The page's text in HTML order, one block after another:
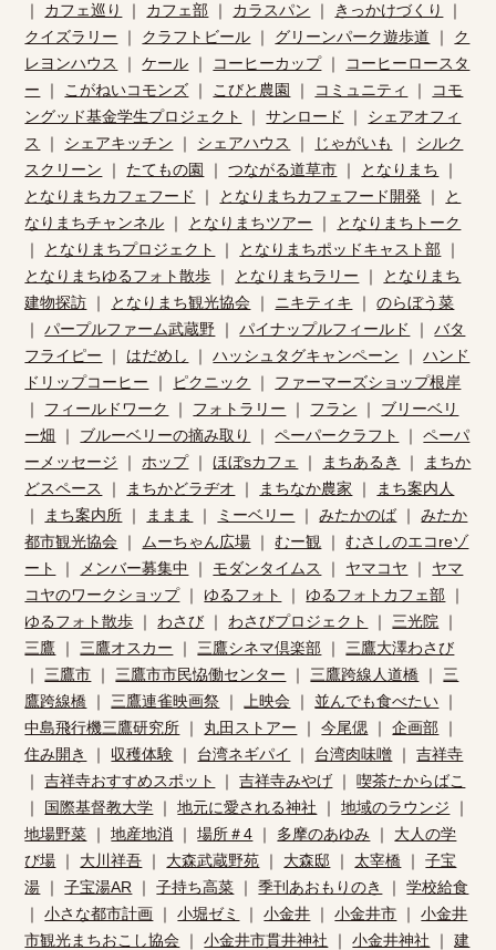
｜ カフェ巡り ｜ カフェ部 ｜ カラスパン ｜ きっかけづくり
｜
クイズラリー ｜ クラフトビール ｜ グリーンパーク遊歩道 ｜ ク
レヨンハウス
｜ケール ｜ コーヒーカップ｜
コーヒーロースタ
ー ｜ こがねいコモンズ ｜ こびと農園 ｜ コミュニティ ｜
コモ
ングッド基金学生プロジェクト
｜サンロード ｜ シェアオフィ
ス
｜ シェアキッチン ｜ シェアハウス ｜ じゃがいも ｜ シルク
スクリーン ｜ たてもの園 ｜つながる道草市 ｜ となりまち ｜
となりまちカフェフード
｜ となりまちカフェフード開発 ｜
と
なりまちチャンネル ｜ となりまちツアー ｜
となりまちトーク
｜
となりまちプロジェクト ｜ となりまちポッドキャスト部 ｜
となりまちゆるフォト散歩 ｜ となりまちラリー ｜
となりまち
建物探訪 ｜ となりまち観光協会 ｜ ニキティキ ｜のらぼう菜
｜パープルファーム武蔵野 ｜パイナップルフィールド ｜バタ
フライピー ｜ はだめし ｜ハッシュタグキャンペーン ｜ハンド
ドリップコーヒー ｜ ピクニック ｜ ファーマーズショップ根岸
｜ フィールドワーク ｜ フォトラリー ｜ フラン ｜ ブリーベリ
ー畑 ｜ ブルーベリーの摘み取り ｜ペーパークラフト ｜ペーパ
ーメッセージ ｜ ホップ｜ほぼsカフェ ｜ まちあるき ｜
まちか
どスペース
｜ まちかどラヂオ ｜ まちなか農家 ｜
まち案内人
｜
まち案内所 ｜ ままま ｜ ミーベリー ｜みたかのば ｜みたか
都市観光協会 ｜ ムーちゃん広場 ｜むー観 ｜むさしのエコreゾ
ート
｜ メンバー募集中 ｜ モダンタイムス ｜ ヤマコヤ ｜ ヤマ
コヤのワークショップ｜ ゆるフォト ｜ ゆるフォトカフェ部 ｜
ゆるフォト散歩 ｜ わさび ｜ わさびプロジェクト ｜ 三光院 ｜
三鷹 ｜ 三鷹オスカー ｜ 三鷹シネマ倶楽部 ｜ 三鷹大澤わさび
｜ 三鷹市 ｜ 三鷹市市民恊働センター ｜ 三鷹跨線人道橋 ｜ 三
鷹跨線橋 ｜ 三鷹連雀映画祭 ｜ 上映会 ｜ 並んでも食べたい ｜
中島飛行機三鷹研究所 ｜ 丸田ストアー ｜今尾偲 ｜企画部 ｜
住み開き
｜ 収穫体験 ｜ 台湾ネギパイ ｜ 台湾肉味噌 ｜吉祥寺
｜吉祥寺おすすめスポット ｜吉祥寺みやげ ｜喫茶たからばこ
｜
国際基督教大学 ｜地元に愛される神社 ｜地域のラウンジ ｜
地場野菜 ｜地産地消 ｜場所＃4 ｜ 多摩のあゆみ ｜ 大人の学
び場 ｜ 大川祥吾 ｜ 大森武蔵野苑 ｜ 大森邸 ｜ 太宰橋 ｜子宝
湯 ｜子宝湯AR ｜子持ち高菜 ｜季刊あおもりのき ｜学校給食
｜小さな都市計画 ｜小堀ゼミ ｜小金井 ｜小金井市 ｜小金井
市観光まちおこし協会 ｜小金井市貫井神社 ｜小金井神社 ｜建